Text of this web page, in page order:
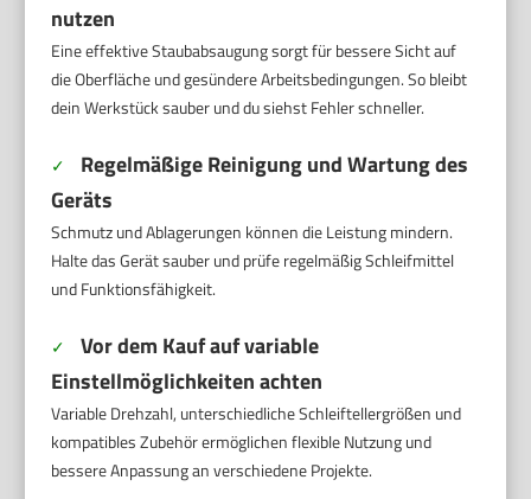
nutzen
Eine effektive Staubabsaugung sorgt für bessere Sicht auf
die Oberfläche und gesündere Arbeitsbedingungen. So bleibt
dein Werkstück sauber und du siehst Fehler schneller.
✓
Regelmäßige Reinigung und Wartung des
Geräts
Schmutz und Ablagerungen können die Leistung mindern.
Halte das Gerät sauber und prüfe regelmäßig Schleifmittel
und Funktionsfähigkeit.
✓
Vor dem Kauf auf variable
Einstellmöglichkeiten achten
Variable Drehzahl, unterschiedliche Schleiftellergrößen und
kompatibles Zubehör ermöglichen flexible Nutzung und
bessere Anpassung an verschiedene Projekte.